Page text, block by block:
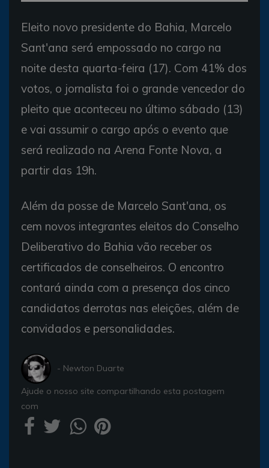
Eleito novo presidente do Bahia, Marcelo
Sant'ana será empossado no cargo na
noite desta quarta-feira (17). Com 41% dos
votos, o jornalista foi o grande vencedor do
pleito que aconteceu no último sábado (13)
e vai assumir o cargo após o evento que
será realizado na Arena Fonte Nova, a
partir das 19h.
Além da posse de Marcelo Sant'ana, os
cem novos integrantes eleitos do Conselho
Deliberativo do Bahia vão receber os
certificados de conselheiros. O encontro
contará ainda com a presença dos cinco
candidatos derrotas nas eleições, além de
convidados e personalidades.
- Newton Duarte
Ajude o nosso site compartilhando esta postagem
com